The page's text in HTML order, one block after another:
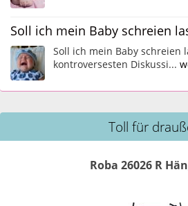
Soll ich mein Baby schreien
Soll ich mein Baby schreien
kontroversesten Diskussi...
Toll für
Roba 26026 R